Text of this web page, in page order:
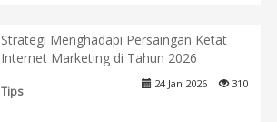
Strategi Menghadapi Persaingan Ketat
Internet Marketing di Tahun 2026
Tips
24 Jan 2026 | 310